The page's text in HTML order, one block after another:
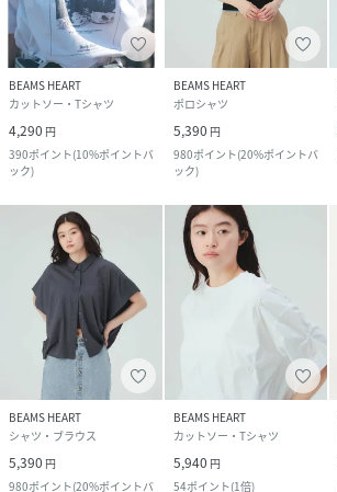
BEAMS HEART
カットソー・Tシャツ
4,290 円
390ポイント(10%ポイントバ
ック)
BEAMS HEART
ポロシャツ
5,390 円
980ポイント(20%ポイントバ
ック)
BEAMS HEART
シャツ・ブラウス
5,390 円
980ポイント(20%ポイントバ
BEAMS HEART
カットソー・Tシャツ
5,940 円
54ポイント(1倍)